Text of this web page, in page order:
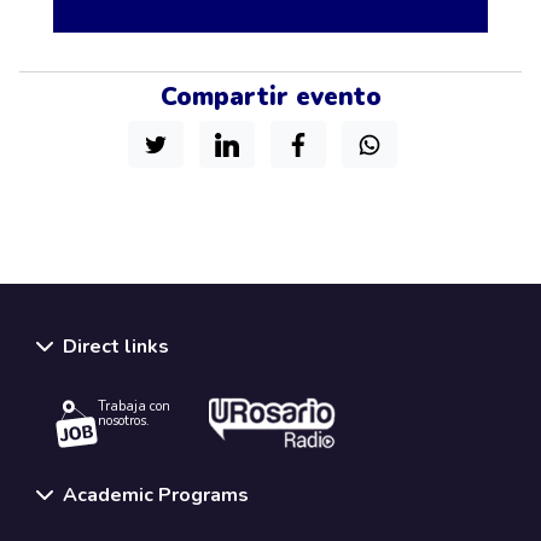
Compartir evento
Direct links
Trabaja con
nosotros.
Academic Programs